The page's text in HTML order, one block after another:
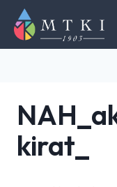
content
kirat_